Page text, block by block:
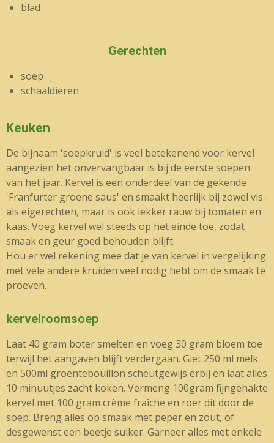
blad
Gerechten
soep
schaaldieren
Keuken
De bijnaam 'soepkruid' is veel betekenend voor kervel
aangezien het onvervangbaar is bij de eerste soepen
van het jaar. Kervel is een onderdeel van de gekende
'Franfurter groene saus' en smaakt heerlijk bij zowel vis-
als eigerechten, maar is ook lekker rauw bij tomaten en
kaas. Voeg kervel wel steeds op het einde toe, zodat
smaak en geur goed behouden blijft.
Hou er wel rekening mee dat je van kervel in vergelijking
met vele andere kruiden veel nodig hebt om de smaak te
proeven.
kervelroomsoep
Laat 40 gram boter smelten en voeg 30 gram bloem toe
terwijl het aangaven blijft verdergaan. Giet 250 ml melk
en 500ml groentebouillon scheutgewijs erbij en laat alles
10 minuutjes zacht koken. Vermeng 100gram fijngehakte
kervel met 100 gram crème fraîche en roer dit door de
soep. Breng alles op smaak met peper en zout, of
desgewenst een beetje suiker. Garneer alles met enkele